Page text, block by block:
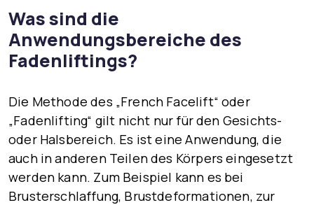
Was sind die
Anwendungsbereiche des
Fadenliftings?
Die Methode des „French Facelift“ oder
„Fadenlifting“ gilt nicht nur für den Gesichts-
oder Halsbereich. Es ist eine Anwendung, die
auch in anderen Teilen des Körpers eingesetzt
werden kann. Zum Beispiel kann es bei
Brusterschlaffung, Brustdeformationen, zur